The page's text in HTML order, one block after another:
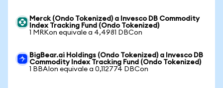
Merck (Ondo Tokenized) a Invesco DB Commodity
Index Tracking Fund (Ondo Tokenized)
1 MRKon equivale a 4,4981 DBCon
BigBear.ai Holdings (Ondo Tokenized) a Invesco DB
Commodity Index Tracking Fund (Ondo Tokenized)
1 BBAIon equivale a 0,112774 DBCon